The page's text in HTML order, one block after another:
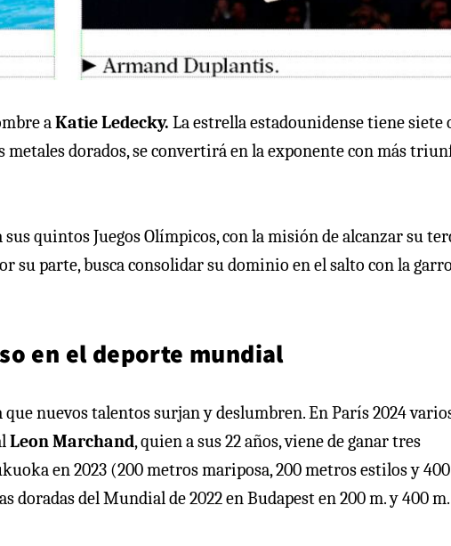
aKatie Ledecky. La estrella estadounidense tiene siete
metales dorados, se convertirá en la exponente con más
sus quintos Juegos Olímpicos, con la misión de alcanzar su
su parte, busca consolidar su dominio en el salto con la
en el deporte mundial
nuevos talentos surjan y deslumbren. En París 2024
Leon Marchand, quien a sus 22 años, viene de ganar tres
en 2023 (200 metros mariposa, 200 metros estilos y 400
doradas del Mundial de 2022 en Budapest en 200 m. y 400 m.